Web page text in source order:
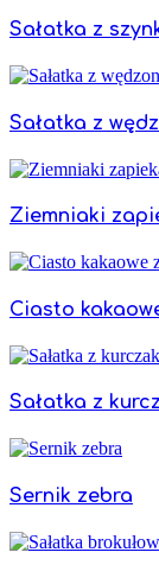
Sałatka z
Sałatka z
Ziemniaki
Ciasto
Sałatka z
Sernik zebra